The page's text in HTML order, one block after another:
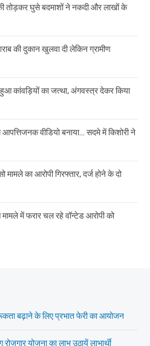
तोड़कर घुसे बदमाशों ने नकदी और लाखों के
की दुकान खुलवा दी लेकिन ग्रामीण
हुआ कांवड़ियों का जत्था, अंगवस्त्र देकर किया
वीडियो बनाया… सदमे में किशोरी ने
का आरोपी गिरफ्तार, दर्ज होने के दो
में फरार चल रहे वॉन्टेड आरोपी को
बढ़ाने के लिए प्रभात फेरी का आयोजन
रोजगार योजना का लाभ उठायें लाभार्थी